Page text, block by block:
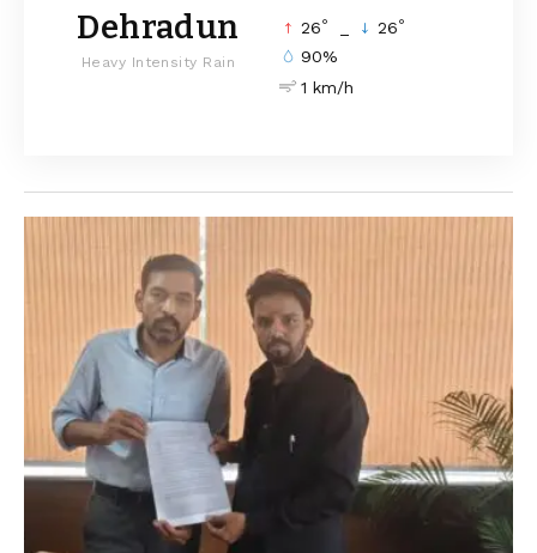
Dehradun
Heavy Intensity Rain
26° 26°
90%
1 km/h